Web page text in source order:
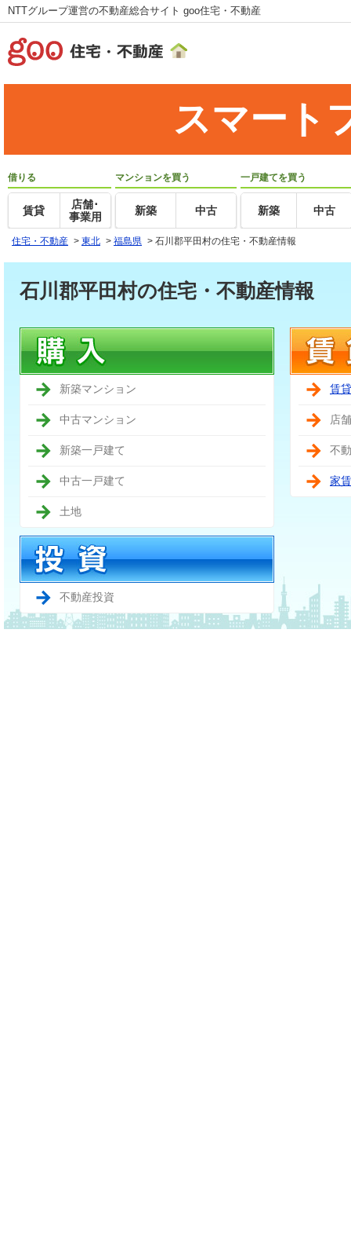
NTTグループ運営の不動産総合サイト goo住宅・不動産
スマート
借りる
賃貸
店舗･
事業用
マンションを買う
新築 中古
一戸建てを買う
新築 中古
住宅・不動産 > 東北 > 福島県 > 石川郡平田村の住宅・不動産情報
石川郡平田村の住宅・不動産情報
新築マンション
中古マンション
新築一戸建て
中古一戸建て
土地
不動産投資
賃
店
不
家